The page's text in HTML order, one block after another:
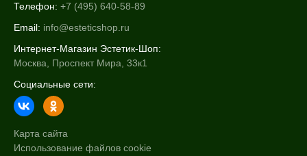
Телефон: +7 (495) 640-58-89
Email: info@esteticshop.ru
Интернет-Магазин Эстетик-Шоп:
Москва, Проспект Мира, 33к1
Социальные сети:
Карта сайта
Использование файлов cookie